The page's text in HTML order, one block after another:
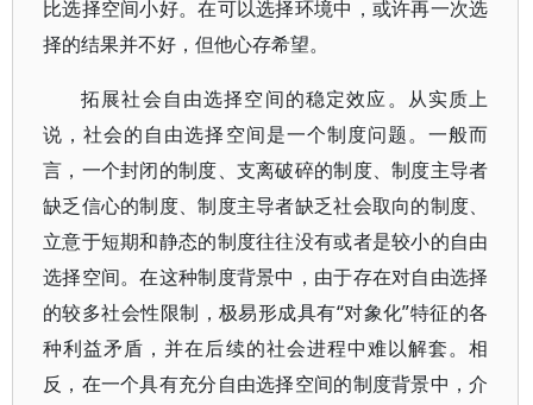
比选择空间小好。在可以选择环境中，或许再一次选
择的结果并不好，但他心存希望。
拓展社会自由选择空间的稳定效应。从实质上
说，社会的自由选择空间是一个制度问题。一般而
言，一个封闭的制度、支离破碎的制度、制度主导者
缺乏信心的制度、制度主导者缺乏社会取向的制度、
立意于短期和静态的制度往往没有或者是较小的自由
选择空间。在这种制度背景中，由于存在对自由选择
的较多社会性限制，极易形成具有“对象化”特征的各
种利益矛盾，并在后续的社会进程中难以解套。相
反，在一个具有充分自由选择空间的制度背景中，介